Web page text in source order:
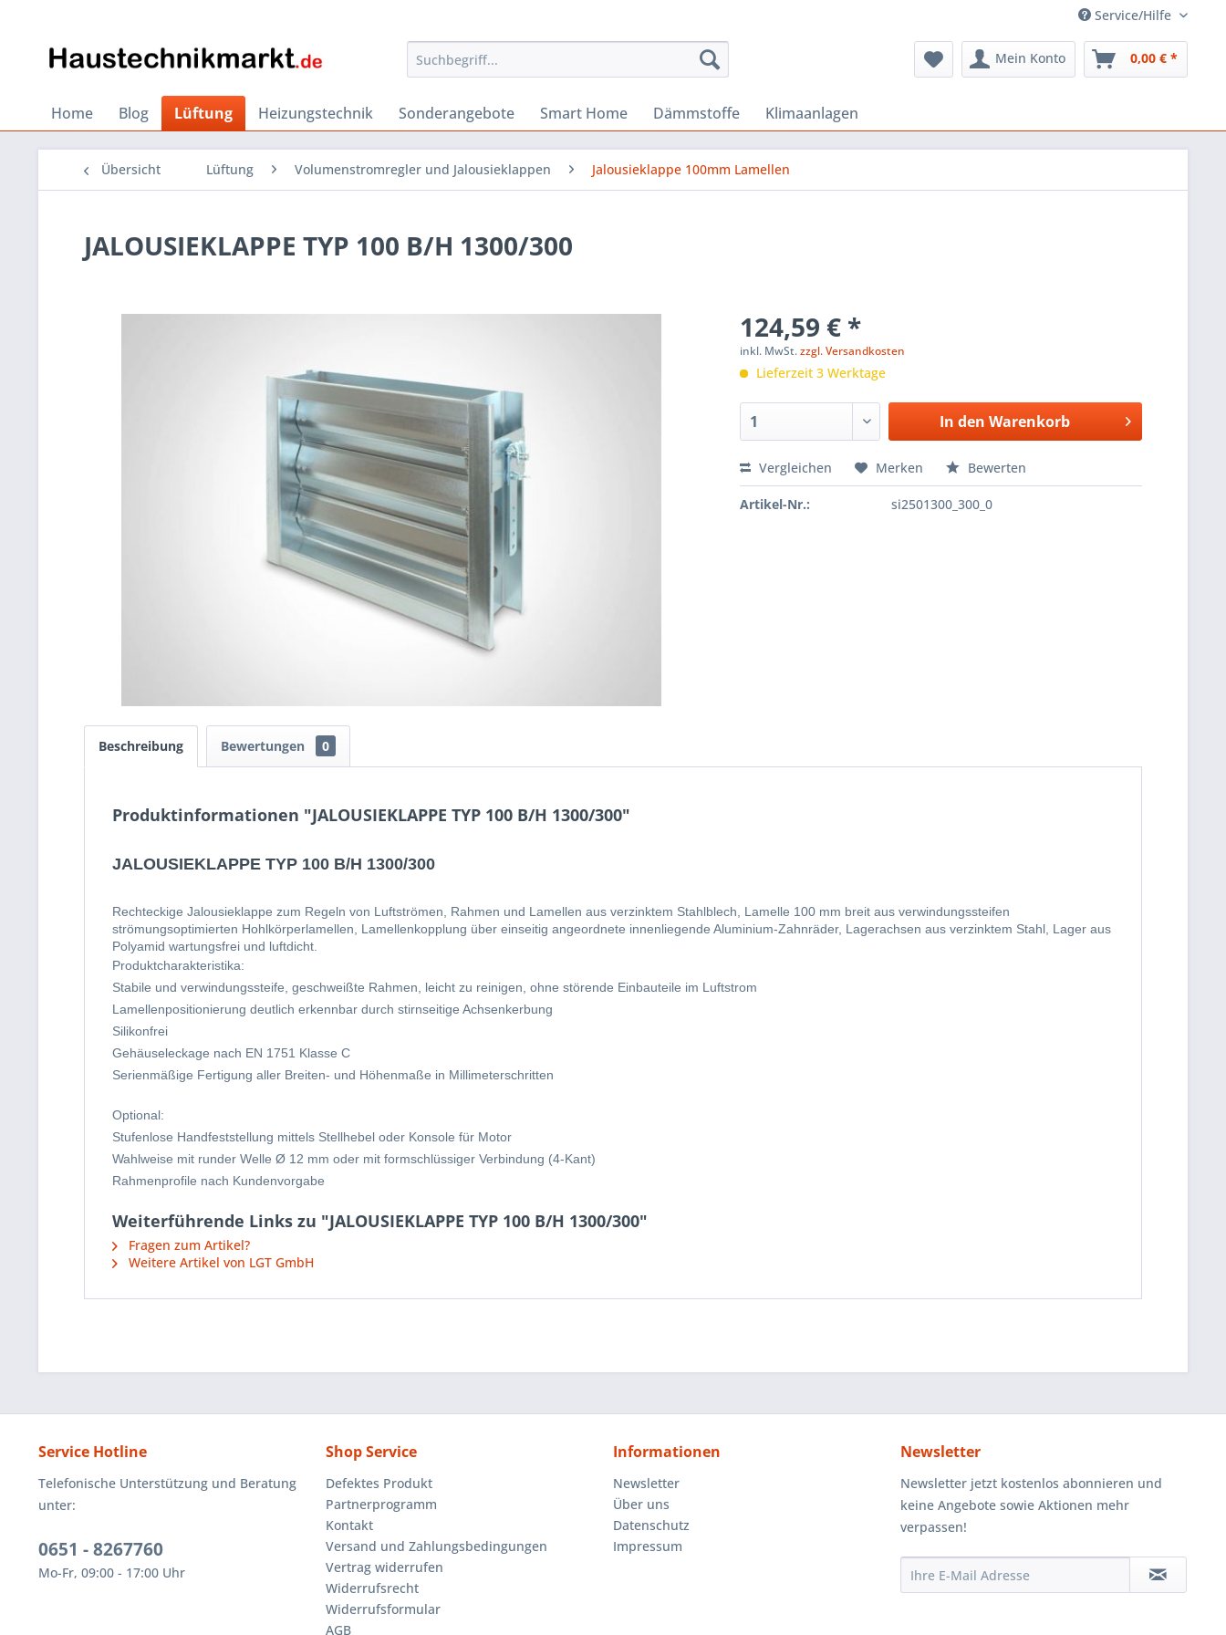
Service/Hilfe
Mein Konto 0,00 € *
Home Blog Lüftung Heizungstechnik Sonderangebote Smart Home Dämmstoffe Klimaanlagen
Übersicht Lüftung Volumenstromregler und Jalousieklappen Jalousieklappe 100mm Lamellen
JALOUSIEKLAPPE TYP 100 B/H 1300/300
124,59 € *
inkl. MwSt.zzgl. Versandkosten
Lieferzeit 3 Werktage
In den Warenkorb
Vergleichen Merken Bewerten
Artikel-Nr.: si2501300_300_0
Beschreibung Bewertungen 0
Produktinformationen "JALOUSIEKLAPPE TYP 100 B/H 1300/300"
JALOUSIEKLAPPE TYP 100 B/H 1300/300
Rechteckige Jalousieklappe zum Regeln von Luftströmen, Rahmen und Lamellen aus verzinktem Stahlblech, Lamelle 100 mm breit aus verwindungssteifen
strömungsoptimierten Hohlkörperlamellen, Lamellenkopplung über einseitig angeordnete innenliegende Aluminium-Zahnräder, Lagerachsen aus verzinktem Stahl, Lager aus
Polyamid wartungsfrei und luftdicht.
Produktcharakteristika:
Stabile und verwindungssteife, geschweißte Rahmen, leicht zu reinigen, ohne störende Einbauteile im Luftstrom
Lamellenpositionierung deutlich erkennbar durch stirnseitige Achsenkerbung
Silikonfrei
Gehäuseleckage nach EN 1751 Klasse C
Serienmäßige Fertigung aller Breiten- und Höhenmaße in Millimeterschritten
Optional:
Stufenlose Handfeststellung mittels Stellhebel oder Konsole für Motor
Wahlweise mit runder Welle Ø 12 mm oder mit formschlüssiger Verbindung (4-Kant)
Rahmenprofile nach Kundenvorgabe
Weiterführende Links zu "JALOUSIEKLAPPE TYP 100 B/H 1300/300"
Fragen zum Artikel?
Weitere Artikel von LGT GmbH
Service Hotline
Telefonische Unterstützung und Beratung
unter:
0651 - 8267760
Mo-Fr, 09:00 - 17:00 Uhr
Shop Service
Defektes Produkt
Partnerprogramm
Kontakt
Versand und Zahlungsbedingungen
Vertrag widerrufen
Widerrufsrecht
Widerrufsformular
AGB
Informationen
Newsletter
Über uns
Datenschutz
Impressum
Newsletter
Newsletter jetzt kostenlos abonnieren und
keine Angebote sowie Aktionen mehr
verpassen!